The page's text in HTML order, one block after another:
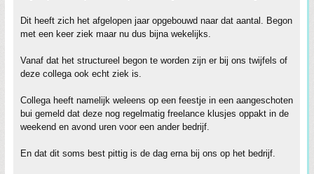
Dit heeft zich het afgelopen jaar opgebouwd naar dat aantal. Begon
met een keer ziek maar nu dus bijna wekelijks.
Vanaf dat het structureel begon te worden zijn er bij ons twijfels of
deze collega ook echt ziek is.
Collega heeft namelijk weleens op een feestje in een aangeschoten
bui gemeld dat deze nog regelmatig freelance klusjes oppakt in de
weekend en avond uren voor een ander bedrijf.
En dat dit soms best pittig is de dag erna bij ons op het bedrijf.